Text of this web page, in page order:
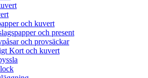
och kuvert
och present
och provsäckar
Kort och kuvert